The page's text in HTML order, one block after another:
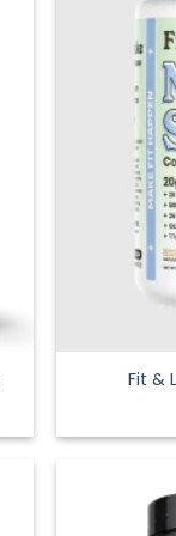
Fit &